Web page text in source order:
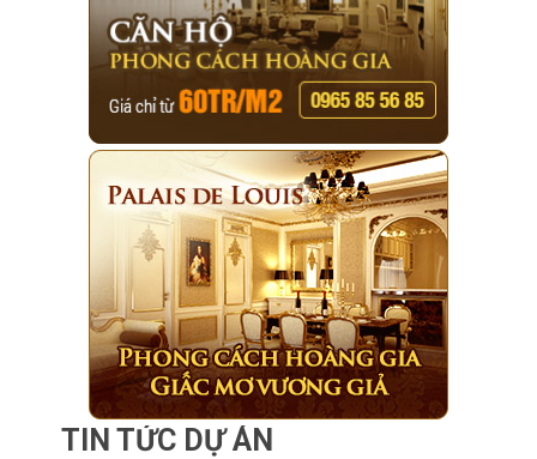
TIN TỨC DỰ ÁN